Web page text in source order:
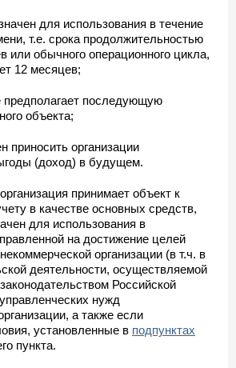
для использования в течение
т.е. срока продолжительностью
или обычного операционного цикла,
12 месяцев;
предполагает последующую
объекта;
приносить организации
(доход) в будущем.
принимает объект к
в качестве основных средств,
для использования в
на достижение целей
организации (в т.ч. в
деятельности, осуществляемой
Российской
нужд
а также если
установленные в подпунктах
пункта.